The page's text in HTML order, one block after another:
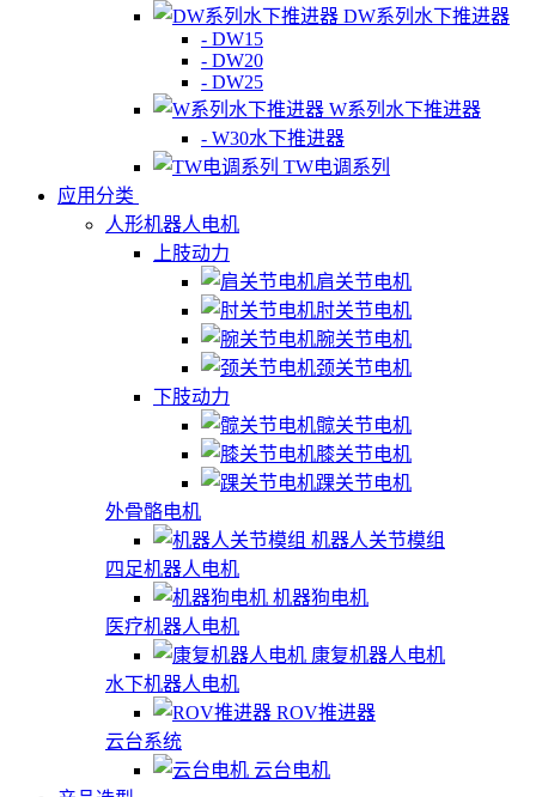
DW系列水下推进器
- DW15
- DW20
- DW25
W系列水下推进器
- W30水下推进器
TW电调系列
应用分类
人形机器人电机
上肢动力
肩关节电机
肘关节电机
腕关节电机
颈关节电机
下肢动力
髋关节电机
膝关节电机
踝关节电机
外骨骼电机
机器人关节模组
四足机器人电机
机器狗电机
医疗机器人电机
康复机器人电机
水下机器人电机
ROV推进器
云台系统
云台电机